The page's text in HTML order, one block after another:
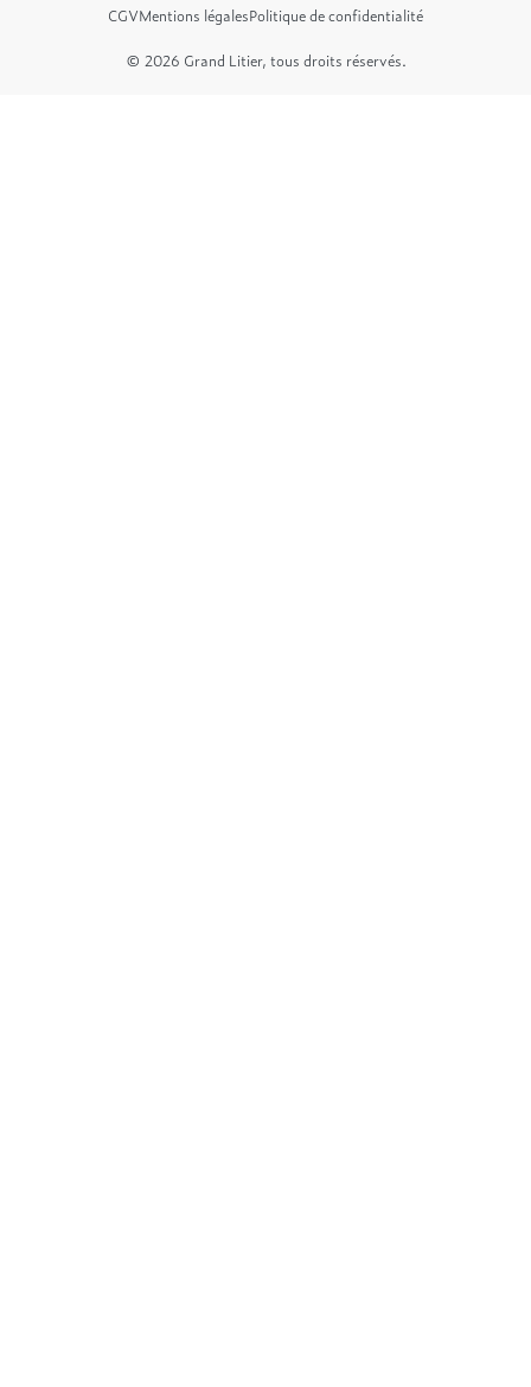
CGVMentions légalesPolitique de confidentialité
© 2026 Grand Litier, tous droits réservés.